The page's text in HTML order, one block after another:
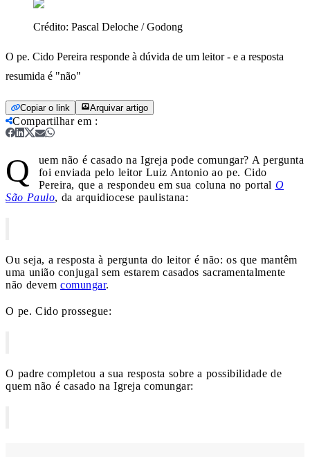
Crédito: Pascal Deloche / Godong
O pe. Cido Pereira responde à dúvida de um leitor - e a resposta
resumida é "não"
Copiar o link Arquivar artigo
Compartilhar em :
Q
uem não é casado na Igreja pode comungar? A pergunta
foi enviada pelo leitor Luiz Antonio ao pe. Cido
Pereira, que a respondeu em sua coluna no portal O
São Paulo, da arquidiocese paulistana:
Ou seja, a resposta à pergunta do leitor é não: os que mantêm
uma união conjugal sem estarem casados sacramentalmente
não devem comungar.
O pe. Cido prossegue:
O padre completou a sua resposta sobre a possibilidade de
quem não é casado na Igreja comungar: